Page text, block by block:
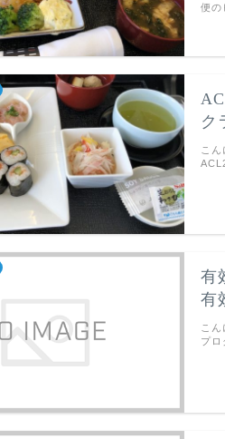
便の
ク
こ
有
有
こ
プ